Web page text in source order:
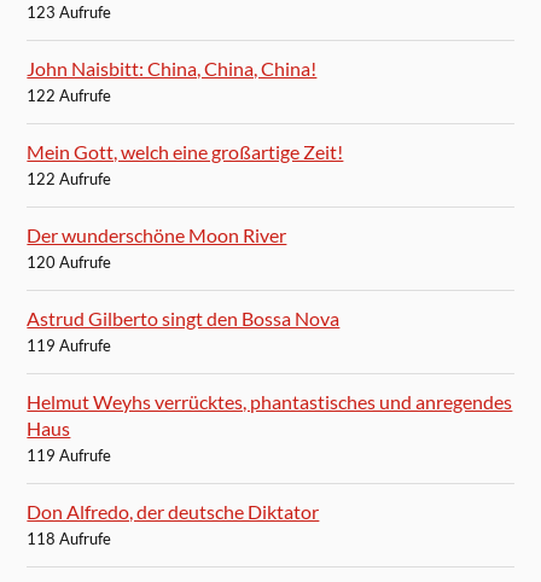
123 Aufrufe
John Naisbitt: China, China, China!
122 Aufrufe
Mein Gott, welch eine großartige Zeit!
122 Aufrufe
Der wunderschöne Moon River
120 Aufrufe
Astrud Gilberto singt den Bossa Nova
119 Aufrufe
Helmut Weyhs verrücktes, phantastisches und anregendes
Haus
119 Aufrufe
Don Alfredo, der deutsche Diktator
118 Aufrufe